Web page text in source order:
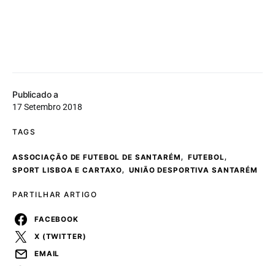
Publicado a
17 Setembro 2018
TAGS
ASSOCIAÇÃO DE FUTEBOL DE SANTARÉM, FUTEBOL,
SPORT LISBOA E CARTAXO, UNIÃO DESPORTIVA SANTARÉM
PARTILHAR ARTIGO
FACEBOOK
X (TWITTER)
EMAIL